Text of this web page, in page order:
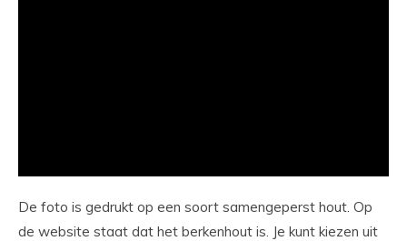
De foto is gedrukt op een soort samengeperst hout. Op
de website staat dat het berkenhout is. Je kunt kiezen uit